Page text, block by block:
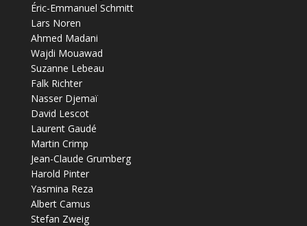
Éric-Emmanuel Schmitt
Lars Noren
Ahmed Madani
Wajdi Mouawad
Suzanne Lebeau
Falk Richter
Nasser Djemaï
David Lescot
Laurent Gaudé
Martin Crimp
Jean-Claude Grumberg
Harold Pinter
Yasmina Reza
Albert Camus
Stefan Zweig